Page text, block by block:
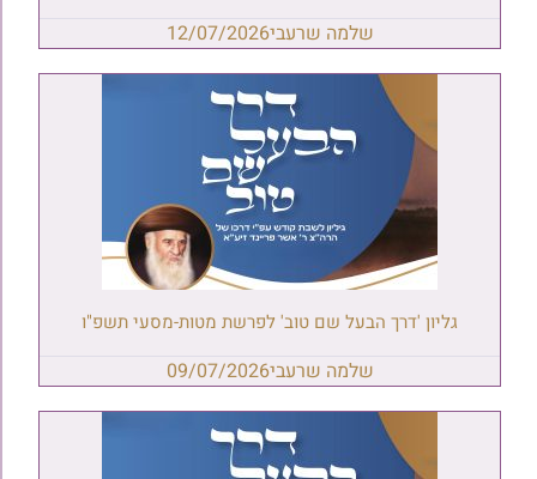
שלמה שרעבי12/07/2026
גליון 'דרך הבעל שם טוב' לפרשת מטות-מסעי תשפ"ו
שלמה שרעבי09/07/2026